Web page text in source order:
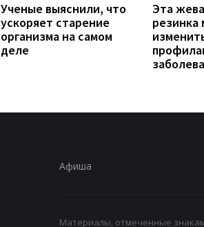
Ученые выяснили, что
ускоряет старение
организма на самом
деле
Эта
Афиша
Материалы, отмеченные